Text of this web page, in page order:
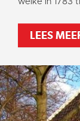
Activiteiten
Steun ons
Vaktaal
LEES